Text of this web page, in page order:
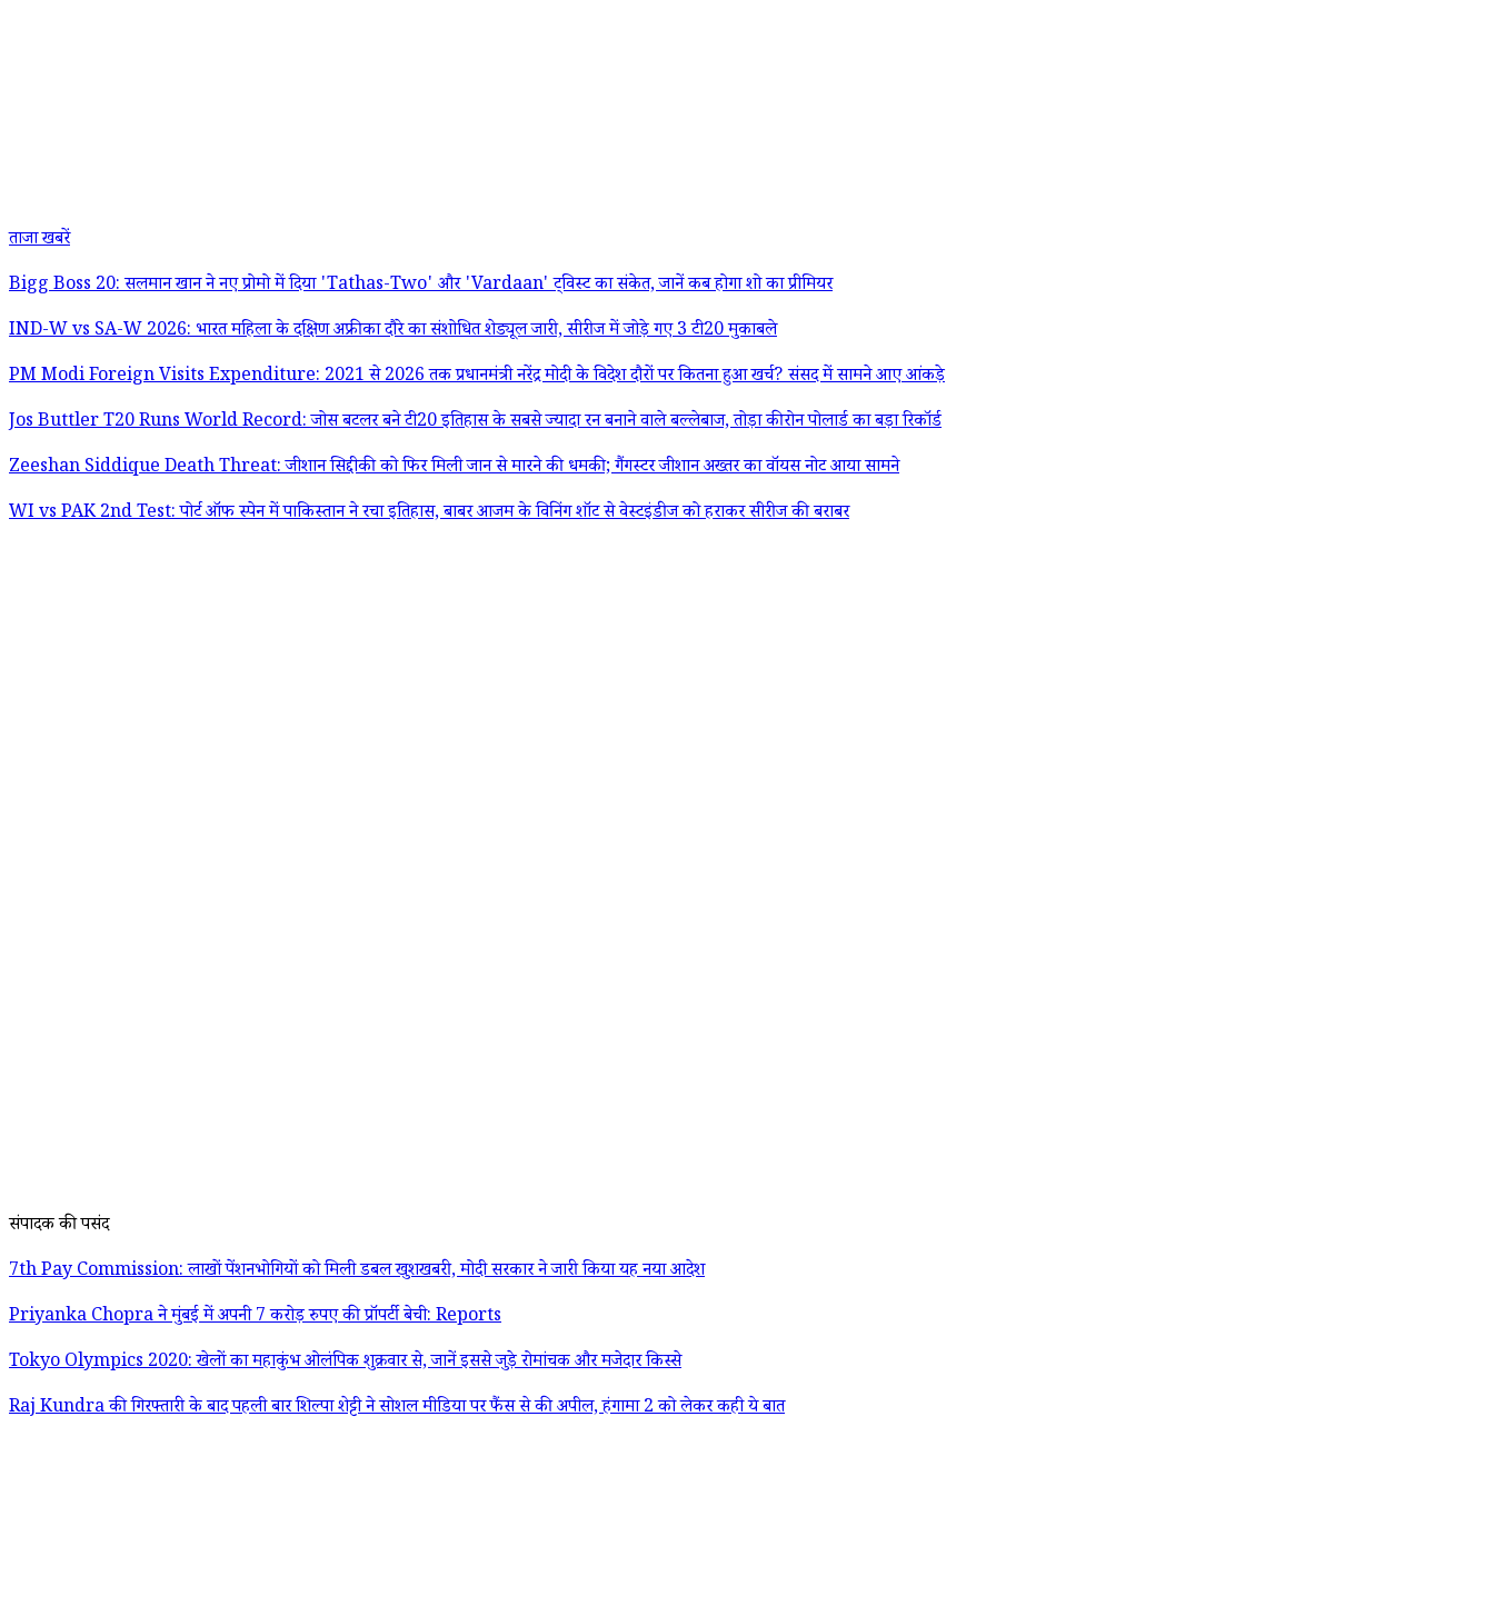
ताजा खबरें
Bigg Boss 20: सलमान खान ने नए प्रोमो में दिया 'Tathas-Two' और 'Vardaan' ट्विस्ट का संकेत, जानें कब होगा शो का प्रीमियर
IND-W vs SA-W 2026: भारत महिला के दक्षिण अफ्रीका दौरे का संशोधित शेड्यूल जारी, सीरीज में जोड़े गए 3 टी20 मुकाबले
PM Modi Foreign Visits Expenditure: 2021 से 2026 तक प्रधानमंत्री नरेंद्र मोदी के विदेश दौरों पर कितना हुआ खर्च? संसद में सामने आए आंकड़े
Jos Buttler T20 Runs World Record: जोस बटलर बने टी20 इतिहास के सबसे ज्यादा रन बनाने वाले बल्लेबाज, तोड़ा कीरोन पोलार्ड का बड़ा रिकॉर्ड
Zeeshan Siddique Death Threat: जीशान सिद्दीकी को फिर मिली जान से मारने की धमकी; गैंगस्टर जीशान अख्तर का वॉयस नोट आया सामने
WI vs PAK 2nd Test: पोर्ट ऑफ स्पेन में पाकिस्तान ने रचा इतिहास, बाबर आजम के विनिंग शॉट से वेस्टइंडीज को हराकर सीरीज की बराबर
संपादक की पसंद
7th Pay Commission: लाखों पेंशनभोगियों को मिली डबल खुशखबरी, मोदी सरकार ने जारी किया यह नया आदेश
Priyanka Chopra ने मुंबई में अपनी 7 करोड़ रुपए की प्रॉपर्टी बेची: Reports
Tokyo Olympics 2020: खेलों का महाकुंभ ओलंपिक शुक्रवार से, जानें इससे जुड़े रोमांचक और मजेदार किस्से
Raj Kundra की गिरफ्तारी के बाद पहली बार शिल्पा शेट्टी ने सोशल मीडिया पर फैंस से की अपील, हंगामा 2 को लेकर कही ये बात